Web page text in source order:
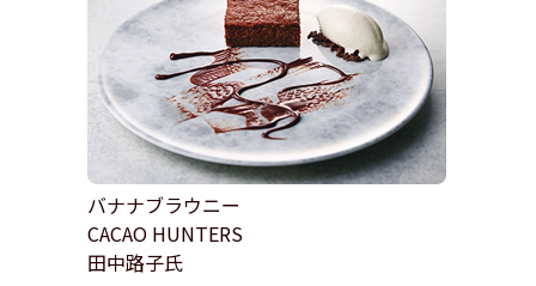
バナナブラウニー
CACAO HUNTERS
田中路子氏